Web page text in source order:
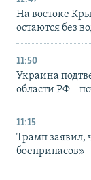
На востоке
остаются без
11:50
Украина
области РФ –
11:15
Трамп заявил,
боеприпасов»